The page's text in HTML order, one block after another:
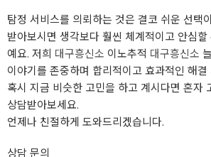
탐정 서비스를 의뢰하는 것은 결코 쉬운 선택
받아보시면 생각보다 훨씬 체계적이고 안심
예요. 저희 대구흥신소 이노추적 대구흥신소
이야기를 존중하며 합리적이고 효과적인 해
혹시 지금 비슷한 고민을 하고 계시다면 혼자
상담받아보세요.
언제나 친절하게 도와드리겠습니다.
상담 문의